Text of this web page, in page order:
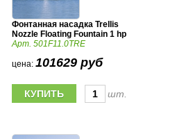
Фонтанная насадка Trellis
Nozzle Floating Fountain 1 hp
Арт. 501F11.0TRE
цена: 101629 руб
шт.